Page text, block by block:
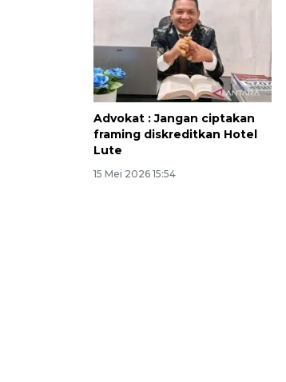
Advokat : Jangan ciptakan
framing diskreditkan Hotel
Lute
15 Mei 2026 15:54